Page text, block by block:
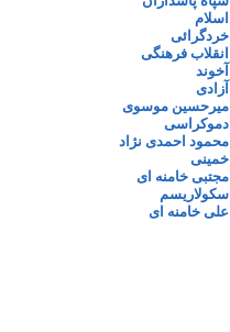
اسلام
خردگرائی
انقلاب فرهنگی
آخوند
آزادی
میرحسین موسوی
دموکراسی
محمود احمدی نژاد
خمینی
مجتبی خامنه ای
سکولاریسم
علی خامنه ای